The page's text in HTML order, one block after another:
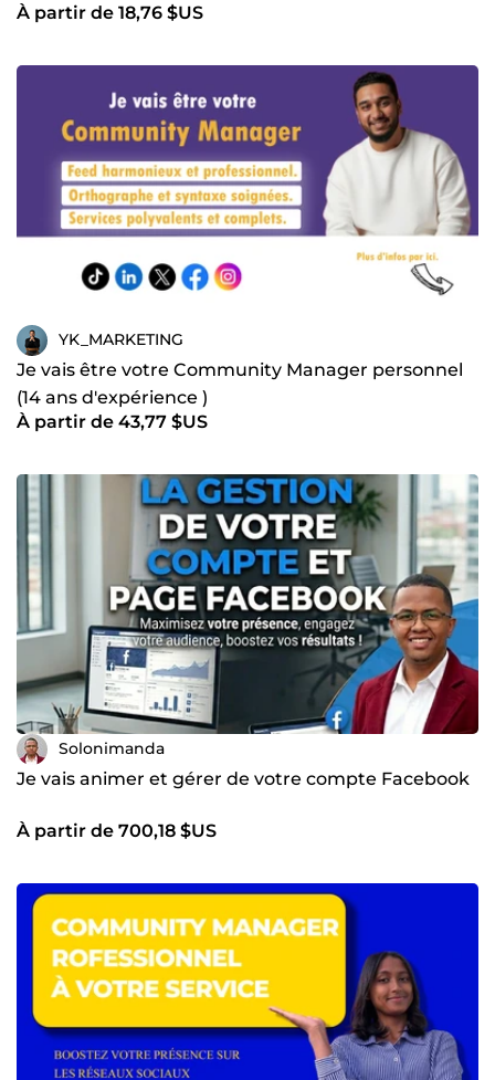
À partir de 18,76 $US
YK_MARKETING
Je vais être votre Community Manager personnel
(14 ans d'expérience )
À partir de 43,77 $US
Solonimanda
Je vais animer et gérer de votre compte Facebook
À partir de 700,18 $US